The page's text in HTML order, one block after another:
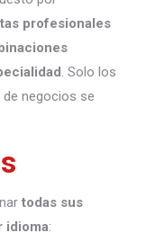
profesionales
. Solo los
negocios se
todas sus
idioma: